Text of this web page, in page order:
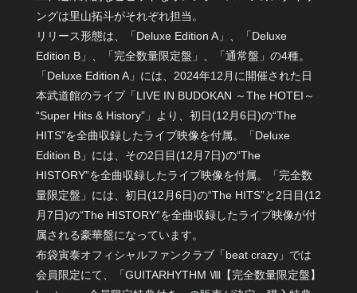
ングは里山拓斗がそれぞれ担当。
リリース形態は、「Deluxe Edition A」、「Deluxe
Edition B」、「完全数量限定盤」、「通常盤」の4種。
「Deluxe Edition A」には、2024年12月に開催された日
本武道館のライブ「LIVE IN BUDOKAN ～The HOTEI～
“Super Hits & History”」より、初日(12月6日)の“The
HITS”を全曲収録したライブ映像を付属。「Deluxe
Edition B」には、その2日目(12月7日)の“The
HISTORY”を全曲収録したライブ映像を付属。「完全数
量限定盤」には、初日(12月6日)の“The HITS”と2日目(12
月7日)の“The HISTORY”を全曲収録したライブ映像が付
属される豪華盤になっています。
布袋寅泰オフィシャルファンクラブ「beat crazy」では
会員限定にて、「GUITARHYTHM Ⅷ【完全数量限定盤】